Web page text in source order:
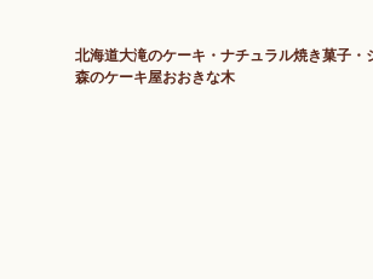
北海道大滝のケーキ・ナチュラル焼き菓子・
森のケーキ屋おおきな木